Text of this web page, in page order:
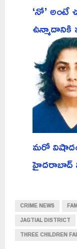
‘నో’ అంటే
మరో
హైదరాబాద్
CRIME NEWS
JAGTIAL DISTRICT
THREE CHILDREN